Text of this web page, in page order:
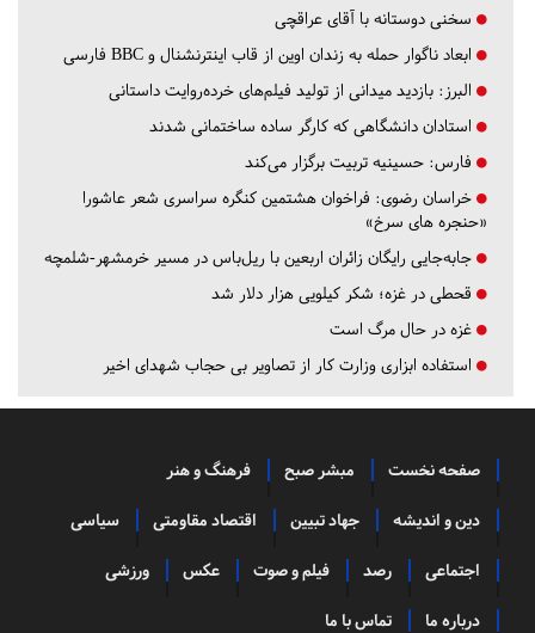
سخنی دوستانه با آقای عراقچی
ابعاد ناگوار حمله به زندان اوین از قاب اینترنشنال و BBC فارسی
البرز: بازدید میدانی از تولید فیلم‌های خرده‌روایت داستانی
استادان دانشگاهی که کارگر ساده ساختمانی شدند
فارس: حسینیه تربیت برگزار می‌کند
خراسان رضوی: فراخوان هشتمین کنگره سراسری شعر عاشورا
«حنجره های سرخ»
جابه‌جایی رایگان زائران اربعین با ریل‌باس در مسیر خرمشهر-شلمچه
قحطی در غزه؛ شکر کیلویی هزار دلار شد
غزه در حال مرگ است
استفاده ابزاری وزارت کار از تصاویر بی حجاب شهدای اخیر
صفحه نخست مبشر صبح فرهنگ و هنر
دین و اندیشه جهاد تبیین اقتصاد مقاومتی سیاسی
اجتماعی رصد فیلم و صوت عکس ورزشی
درباره ما تماس با ما